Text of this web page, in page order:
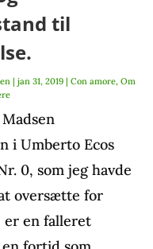
til
|jan 31, 2019 |Con amore,Om
i Umberto Ecos
0, som jeg havde
oversætte for
er en falleret